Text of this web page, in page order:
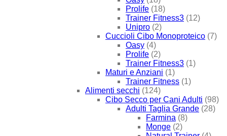
Prolife (18)
Trainer Fitness3 (12)
Unipro (2)
Cuccioli Cibo Monoproteico (7)
Oasy (4)
Prolife (2)
Trainer Fitness3 (1)
Maturi e Anziani (1)
Trainer Fitness (1)
Alimenti secchi (124)
Cibo Secco per Cani Adulti (98)
Adulti Taglia Grande (28)
Farmina (8)
Monge (2)